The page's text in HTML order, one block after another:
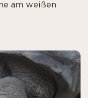
am weißen